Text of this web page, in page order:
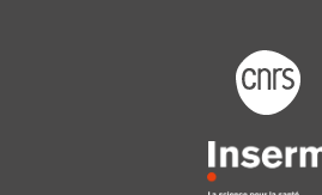
Footer logo tutelles